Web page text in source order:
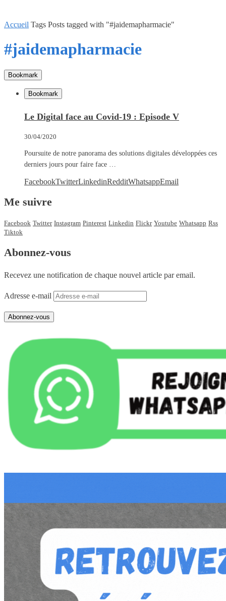
Accueil Tags Posts tagged with "#jaidemapharmacie"
#jaidemapharmacie
Bookmark
Bookmark
Le Digital face au Covid-19 : Episode V
30/04/2020
Poursuite de notre panorama des solutions digitales développées ces
derniers jours pour faire face …
FacebookTwitterLinkedinRedditWhatsappEmail
Me suivre
Facebook Twitter Instagram Pinterest Linkedin Flickr Youtube Whatsapp Rss
Tiktok
Abonnez-vous
Recevez une notification de chaque nouvel article par email.
Adresse e-mail
Abonnez-vous